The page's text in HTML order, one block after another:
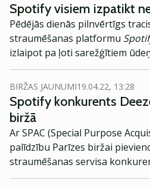
Spotify visiem izpatikt
Pēdējās dienās pilnvērtīgs
straumēšanas platformu
izlaipot pa ļoti sarežģītiem
spiedienu tai stingrāk
saturu, kurš, pēc daļas domām,
maldināšanās robežas un iet
visiem, domājams, būs grūti,
sašķeltas ASV un patiesībā
ļoti politizēta.
BIRŽAS JAUNUMI19.04.22, 13:28
Spotify konkurents
biržā
Ar SPAC (Special Purpose
palīdzību Parīzes biržai
straumēšanas servisa